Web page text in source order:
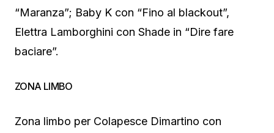
“Maranza”; Baby K con “Fino al blackout”,
Elettra Lamborghini con Shade in “Dire fare
baciare”.
ZONA LIMBO
Zona limbo per Colapesce Dimartino con